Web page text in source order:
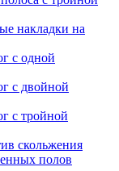
накладки на
с одной
с двойной
с тройной
скольжения
полов